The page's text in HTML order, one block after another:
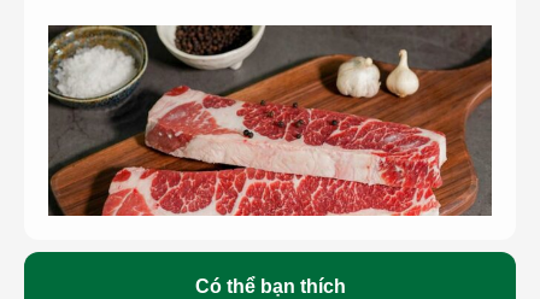
Có thể bạn thích